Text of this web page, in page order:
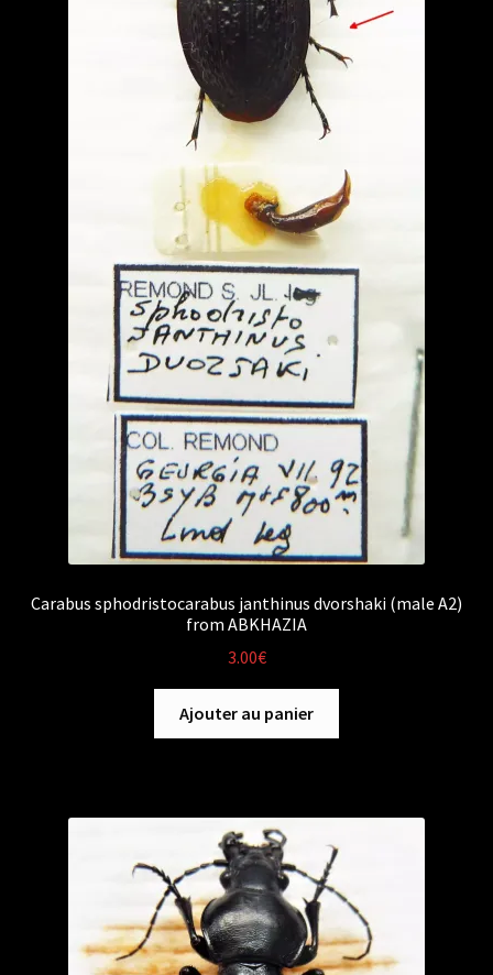
Carabus sphodristocarabus janthinus dvorshaki (male A2)
from ABKHAZIA
3.00€
Ajouter au panier